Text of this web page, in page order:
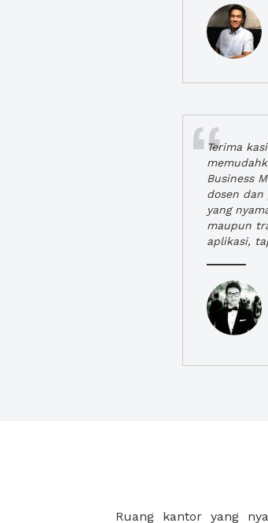
Terima
Business
dosen
yang
maupun
aplikasi,
Ruang kantor yang
legalitas usaha baru